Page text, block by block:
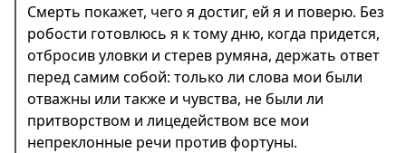
Смерть покажет, чего я достиг, ей я и поверю. Без
робости готовлюсь я к тому дню, когда придется,
отбросив уловки и стерев румяна, держать ответ
перед самим собой: только ли слова мои были
отважны или также и чувства, не были ли
притворством и лицедейством все мои
непреклонные речи против фортуны.